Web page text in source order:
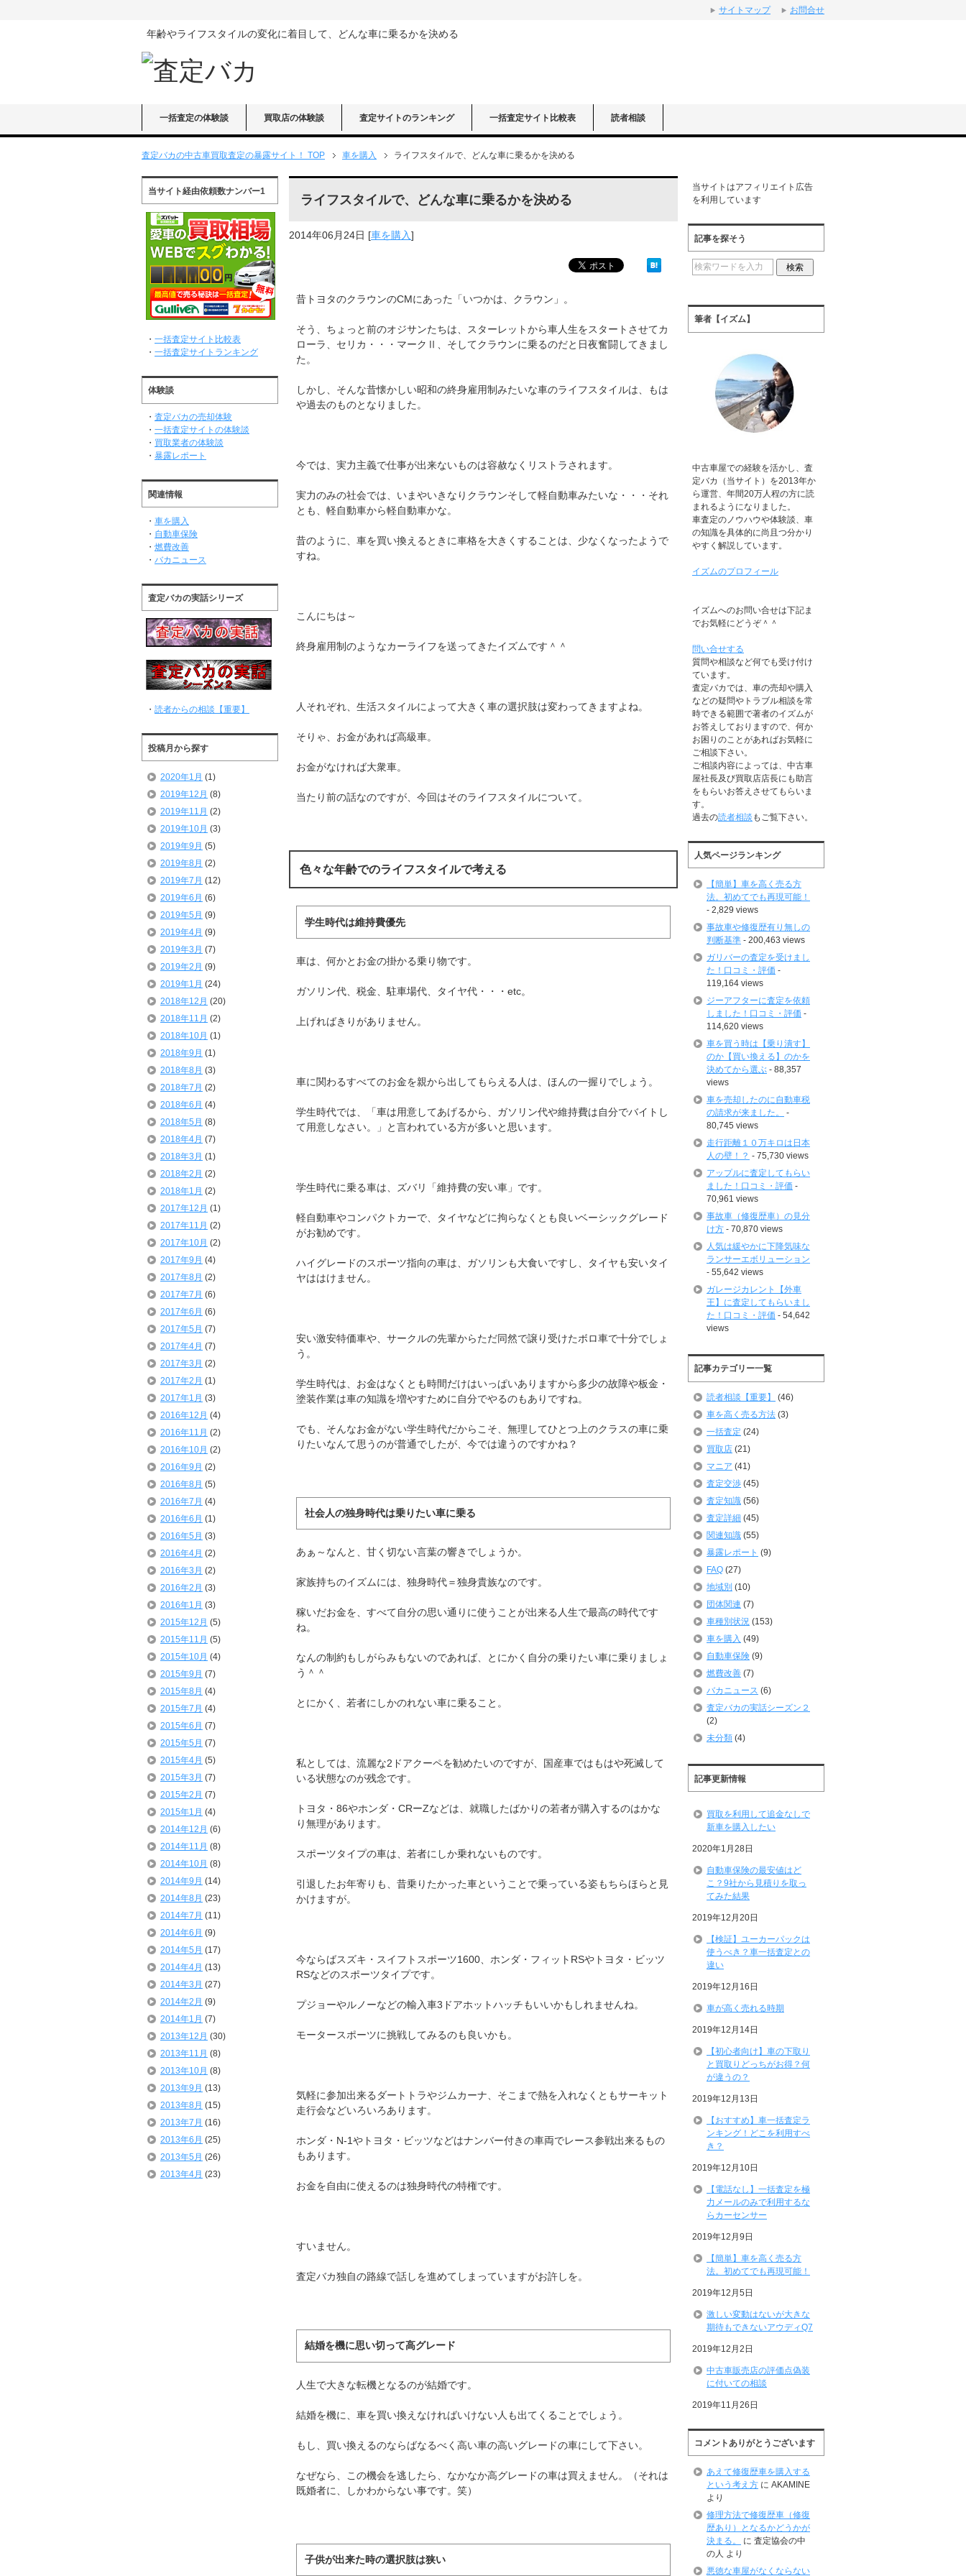
年齢やライフスタイルの変化に着目して、どんな車に乗るかを決める
一括査定の体験談 買取店の体験談 査定サイトのランキング 一括査定サイト比較表 読者相談
査定バカの中古車買取査定の暴露サイト！ TOP 車を購入 ライフスタイルで、どんな車に乗るかを決める
ライフスタイルで、どんな車に乗るかを決める
2014年06月24日 [車を購入]
昔トヨタのクラウンのCMにあった「いつかは、クラウン」。
そう、ちょっと前のオジサンたちは、スターレットから車人生をスタートさせてカ
ローラ、セリカ・・・マークⅡ、そしてクラウンに乗るのだと日夜奮闘してきまし
た。
しかし、そんな昔懐かしい昭和の終身雇用制みたいな車のライフスタイルは、もは
や過去のものとなりました。
今では、実力主義で仕事が出来ないものは容赦なくリストラされます。
実力のみの社会では、いまやいきなりクラウンそして軽自動車みたいな・・・それ
とも、軽自動車から軽自動車かな。
昔のように、車を買い換えるときに車格を大きくすることは、少なくなったようで
すね。
こんにちは～
終身雇用制のようなカーライフを送ってきたイズムです＾＾
人それぞれ、生活スタイルによって大きく車の選択肢は変わってきますよね。
そりゃ、お金があれば高級車。
お金がなければ大衆車。
当たり前の話なのですが、今回はそのライフスタイルについて。
色々な年齢でのライフスタイルで考える
学生時代は維持費優先
車は、何かとお金の掛かる乗り物です。
ガソリン代、税金、駐車場代、タイヤ代・・・etc。
上げればきりがありません。
車に関わるすべてのお金を親から出してもらえる人は、ほんの一握りでしょう。
学生時代では、「車は用意してあげるから、ガソリン代や維持費は自分でバイトし
て用意しなさい。」と言われている方が多いと思います。
学生時代に乗る車は、ズバリ「維持費の安い車」です。
軽自動車やコンパクトカーで、タイヤなどに拘らなくとも良いベーシックグレード
がお勧めです。
ハイグレードのスポーツ指向の車は、ガソリンも大食いですし、タイヤも安いタイ
ヤははけません。
安い激安特価車や、サークルの先輩からただ同然で譲り受けたボロ車で十分でしょ
う。
学生時代は、お金はなくとも時間だけはいっぱいありますから多少の故障や板金・
塗装作業は車の知識を増やすために自分でやるのもありですね。
でも、そんなお金がない学生時代だからこそ、無理してひとつ上のクラスの車に乗
りたいなんて思うのが普通でしたが、今では違うのですかね？
社会人の独身時代は乗りたい車に乗る
あぁ～なんと、甘く切ない言葉の響きでしょうか。
家族持ちのイズムには、独身時代＝独身貴族なのです。
稼いだお金を、すべて自分の思い通りに使うことが出来る人生で最高の時代です
ね。
なんの制約もしがらみもないのであれば、とにかく自分の乗りたい車に乗りましょ
う＾＾
とにかく、若者にしかのれない車に乗ること。
私としては、流麗な2ドアクーペを勧めたいのですが、国産車ではもはや死滅して
いる状態なのが残念です。
トヨタ・86やホンダ・CRーZなどは、就職したばかりの若者が購入するのはかな
り無理があります。
スポーツタイプの車は、若者にしか乗れないものです。
引退したお年寄りも、昔乗りたかった車ということで乗っている姿もちらほらと見
かけますが。
今ならばスズキ・スイフトスポーツ1600、ホンダ・フィットRSやトヨタ・ビッツ
RSなどのスポーツタイプです。
プジョーやルノーなどの輸入車3ドアホットハッチもいいかもしれませんね。
モータースポーツに挑戦してみるのも良いかも。
気軽に参加出来るダートトラやジムカーナ、そこまで熱を入れなくともサーキット
走行会などいろいろあります。
ホンダ・N-1やトヨタ・ビッツなどはナンバー付きの車両でレース参戦出来るもの
もあります。
お金を自由に使えるのは独身時代の特権です。
すいません。
査定バカ独自の路線で話しを進めてしまっていますがお許しを。
結婚を機に思い切って高グレード
人生で大きな転機となるのが結婚です。
結婚を機に、車を買い換えなければいけない人も出てくることでしょう。
もし、買い換えるのならばなるべく高い車の高いグレードの車にして下さい。
なぜなら、この機会を逃したら、なかなか高グレードの車は買えません。（それは
既婚者に、しかわからない事です。笑）
子供が出来た時の選択肢は狭い
当サイト経由依頼数ナンバー1
・ 一括査定サイト比較表
・ 一括査定サイトランキング
体験談
・ 査定バカの売却体験
・ 一括査定サイトの体験談
・ 買取業者の体験談
・ 暴露レポート
関連情報
・ 車を購入
・ 自動車保険
・ 燃費改善
・ バカニュース
査定バカの実話シリーズ
・ 読者からの相談【重要】
投稿月から探す
2020年1月 (1)
2019年12月 (8)
2019年11月 (2)
2019年10月 (3)
2019年9月 (5)
2019年8月 (2)
2019年7月 (12)
2019年6月 (6)
2019年5月 (9)
2019年4月 (9)
2019年3月 (7)
2019年2月 (9)
2019年1月 (24)
2018年12月 (20)
2018年11月 (2)
2018年10月 (1)
2018年9月 (1)
2018年8月 (3)
2018年7月 (2)
2018年6月 (4)
2018年5月 (8)
2018年4月 (7)
2018年3月 (1)
2018年2月 (2)
2018年1月 (2)
2017年12月 (1)
2017年11月 (2)
2017年10月 (2)
2017年9月 (4)
2017年8月 (2)
2017年7月 (6)
2017年6月 (6)
2017年5月 (7)
2017年4月 (7)
2017年3月 (2)
2017年2月 (1)
2017年1月 (3)
2016年12月 (4)
2016年11月 (2)
2016年10月 (2)
2016年9月 (2)
2016年8月 (5)
2016年7月 (4)
2016年6月 (1)
2016年5月 (3)
2016年4月 (2)
2016年3月 (2)
2016年2月 (3)
2016年1月 (3)
2015年12月 (5)
2015年11月 (5)
2015年10月 (4)
2015年9月 (7)
2015年8月 (4)
2015年7月 (4)
2015年6月 (7)
2015年5月 (7)
2015年4月 (5)
2015年3月 (7)
2015年2月 (7)
2015年1月 (4)
2014年12月 (6)
2014年11月 (8)
2014年10月 (8)
2014年9月 (14)
2014年8月 (23)
2014年7月 (11)
2014年6月 (9)
2014年5月 (17)
2014年4月 (13)
2014年3月 (27)
2014年2月 (9)
2014年1月 (7)
2013年12月 (30)
2013年11月 (8)
2013年10月 (8)
2013年9月 (13)
2013年8月 (15)
2013年7月 (16)
2013年6月 (25)
2013年5月 (26)
2013年4月 (23)
当サイトはアフィリエイト広告
を利用しています
記事を探そう
筆者【イズム】
中古車屋での経験を活かし、査
定バカ（当サイト）を2013年か
ら運営、年間20万人程の方に読
まれるようになりました。
車査定のノウハウや体験談、車
の知識を具体的に尚且つ分かり
やすく解説しています。
イズムのプロフィール
イズムへのお問い合せは下記ま
でお気軽にどうぞ＾＾
問い合せする
質問や相談など何でも受け付け
ています。
査定バカでは、車の売却や購入
などの疑問やトラブル相談を常
時できる範囲で著者のイズムが
お答えしておりますので、何か
お困りのことがあればお気軽に
ご相談下さい。
ご相談内容によっては、中古車
屋社長及び買取店店長にも助言
をもらいお答えさせてもらいま
す。
過去の読者相談 もご覧下さい。
人気ページランキング
【簡単】車を高く売る方
法。初めてでも再現可能！
- 2,829 views
事故車や修復歴有り無しの
判断基準 - 200,463 views
ガリバーの査定を受けまし
た！口コミ・評価 -
119,164 views
ジーアフターに査定を依頼
しました！口コミ・評価 -
114,620 views
車を買う時は【乗り潰す】
のか【買い換える】のかを
決めてから選ぶ - 88,357
views
車を売却したのに自動車税
の請求が来ました。
-
80,745 views
走行距離１０万キロは日本
人の壁！？ - 75,730 views
アップルに査定してもらい
ました！口コミ・評価 -
70,961 views
事故車（修復歴車）の見分
け方 - 70,870 views
人気は緩やかに下降気味な
ランサーエボリューション
- 55,642 views
ガレージカレント【外車
王】に査定してもらいまし
た！口コミ・評価 - 54,642
views
記事カテゴリー一覧
読者相談【重要】
(46)
車を高く売る方法 (3)
一括査定 (24)
買取店 (21)
マニア (41)
査定交渉 (45)
査定知識 (56)
査定詳細 (45)
関連知識 (55)
暴露レポート (9)
FAQ (27)
地域別 (10)
団体関連 (7)
車種別状況 (153)
車を購入 (49)
自動車保険 (9)
燃費改善 (7)
バカニュース (6)
査定バカの実話シーズン２
(2)
未分類 (4)
記事更新情報
買取を利用して追金なしで
新車を購入したい
2020年1月28日
自動車保険の最安値はど
こ？9社から見積りを取っ
てみた結果
2019年12月20日
【検証】ユーカーパックは
使うべき？車一括査定との
違い
2019年12月16日
車が高く売れる時期
2019年12月14日
【初心者向け】車の下取り
と買取りどっちがお得？何
が違うの？
2019年12月13日
【おすすめ】車一括査定ラ
ンキング！どこを利用すべ
き？
2019年12月10日
【電話なし】一括査定を極
力メールのみで利用するな
らカーセンサー
2019年12月9日
【簡単】車を高く売る方
法。初めてでも再現可能！
2019年12月5日
激しい変動はないが大きな
期待もできないアウディQ7
2019年12月2日
中古車販売店の評価点偽装
に付いての相談
2019年11月26日
コメントありがとうございます
あえて修復歴車を購入する
という考え方 に AKAMINE
より
修理方法で修復歴車（修復
歴あり）となるかどうかが
決まる。
に 査定協会の中
の人 より
悪徳な車屋がなくならない
サイトマップ お問合せ